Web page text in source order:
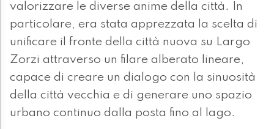
valorizzare le diverse anime della città. In
particolare, era stata apprezzata la scelta di
unificare il fronte della città nuova su Largo
Zorzi attraverso un filare alberato lineare,
capace di creare un dialogo con la sinuosità
della città vecchia e di generare uno spazio
urbano continuo dalla posta fino al lago.